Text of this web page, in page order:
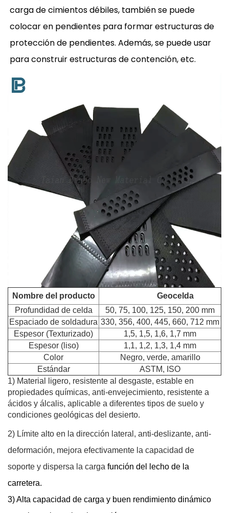
carga de cimientos débiles, también se puede
colocar en pendientes para formar estructuras de
protección de pendientes. Además, se puede usar
para construir estructuras de contención, etc.
Nombre del producto
Geocelda
Profundidad de celda
50, 75, 100, 125, 150, 200 mm
Espaciado de soldadura 330, 356, 400, 445, 660, 712 mm
Espesor (Texturizado)
1,5, 1,5, 1,6, 1,7 mm
Espesor (liso)
1,1, 1,2, 1,3, 1,4 mm
Color
Negro, verde, amarillo
Estándar
ASTM, ISO
1) Material ligero, resistente al desgaste, estable en
propiedades químicas, anti-envejecimiento, resistente a
ácidos y álcalis, aplicable a diferentes tipos de suelo y
condiciones geológicas del desierto.
2) Límite alto en la dirección lateral, anti-deslizante, anti-
deformación, mejora efectivamente la capacidad de
soporte y dispersa la carga función del lecho de la
carretera.
3) Alta capacidad de carga y buen rendimiento dinámico